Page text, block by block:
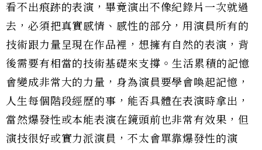
看不出痕跡的表演，畢竟演出不像紀錄片一次就過
去，必須把真實感情、感性的部分，用演員所有的
技術跟力量呈現在作品裡，想擁有自然的表演，背
後需要有相當的技術基礎來支撐。⁣生活累積的記憶
會變成非常大的力量，身為演員要學會喚起記憶，
人生每個階段經歷的事，能否具體在表演時拿出，
當然爆發性或本能表演在鏡頭前也非常有效果，但
演技很好或實力派演員，不太會單靠爆發性的演